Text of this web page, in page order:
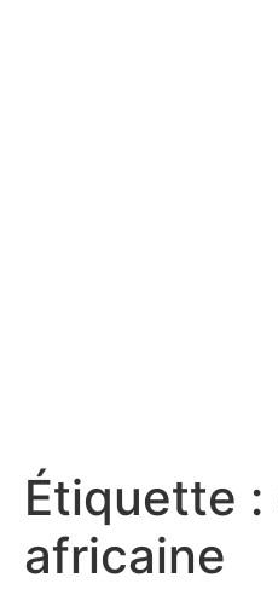
Étiquette :
africaine